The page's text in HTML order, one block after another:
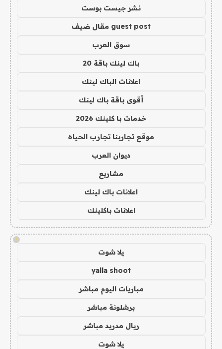
نشر جيست بوست
guest post مقال ضيف
سوق العرب
باك لينك باقة 20
اعلانات الباك لينك
أقوى باقة باك لينك
خدمات با كلينك 2026
موقع تجاربنا تجارب الحياه
ديوان العرب
مشاريع
اعلانات باك لينك
اعلانات باكلينك
!
يلا شوت
yalla shoot
مباريات اليوم مباشر
برشلونة مباشر
ريال مدريد مباشر
يلا شوت